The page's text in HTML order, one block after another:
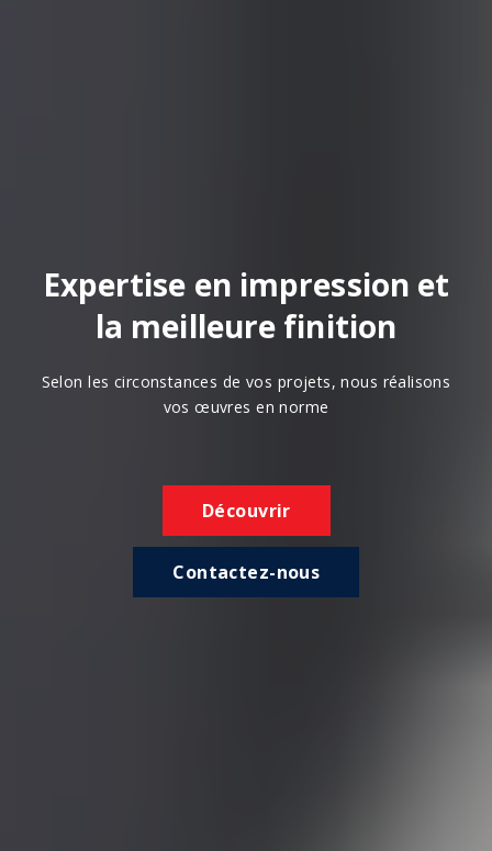
Expertise en impression et
la meilleure finition
Selon les circonstances de vos projets, nous réalisons
vos œuvres en norme
Découvrir
Contactez-nous